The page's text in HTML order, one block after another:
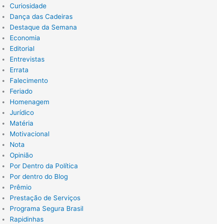
Curiosidade
Dança das Cadeiras
Destaque da Semana
Economia
Editorial
Entrevistas
Errata
Falecimento
Feriado
Homenagem
Jurídico
Matéria
Motivacional
Nota
Opinião
Por Dentro da Política
Por dentro do Blog
Prêmio
Prestação de Serviços
Programa Segura Brasil
Rapidinhas